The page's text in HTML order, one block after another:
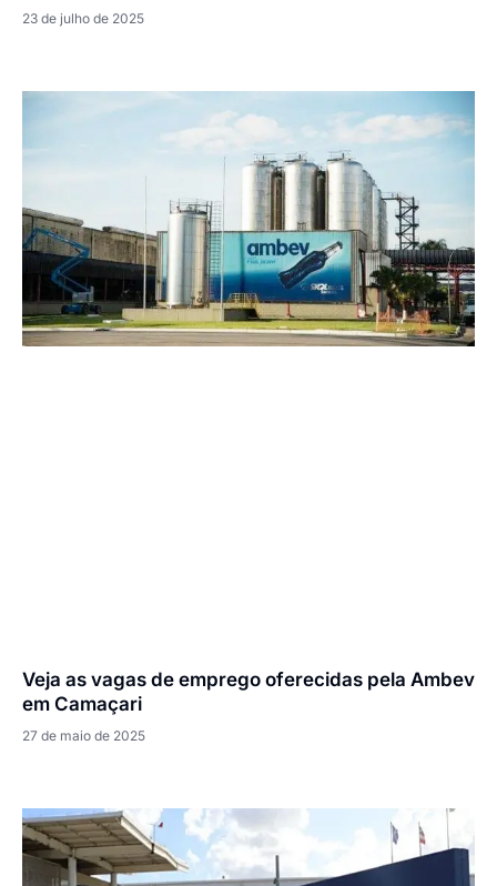
23 de julho de 2025
Veja as vagas de emprego oferecidas pela Ambev
em Camaçari
27 de maio de 2025